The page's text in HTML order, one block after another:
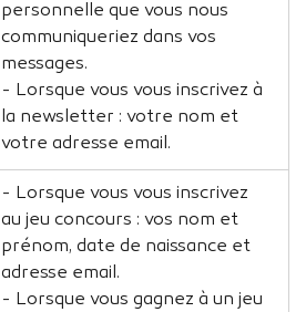
personnelle que vous nous
communiqueriez dans vos
messages.
- Lorsque vous vous inscrivez à
la newsletter : votre nom et
votre adresse email.
- Lorsque vous vous inscrivez
au jeu concours : vos nom et
prénom, date de naissance et
adresse email.
- Lorsque vous gagnez à un jeu